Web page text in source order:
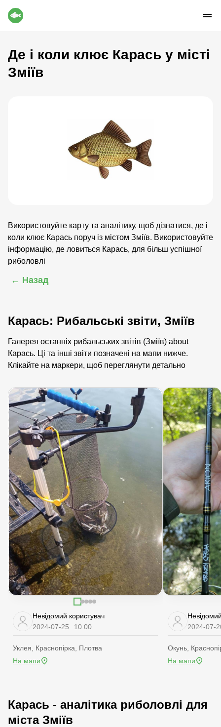
Де і коли клює Карась у місті
Зміїв
Використовуйте карту та аналітику, щоб дізнатися, де і
коли клює Карась поруч із містом Зміїв. Використовуйте
інформацію, де ловиться Карась, для більш успішної
риболовлі
← Назад
Карась: Рибальські звіти, Зміїв
Галерея останніх рибальських звітів (Зміїв) about
Карась. Ці та інші звіти позначені на мапи нижче.
Клікайте на маркери, щоб переглянути детально
Невідомий користувач
2024-07-25
10:00
Уклея, Краснопірка, Плотва
На мапи
2024-07-
Окунь,
На мапи
Карась - аналітика риболовлі для
міста Зміїв